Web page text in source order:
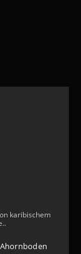
karibischem